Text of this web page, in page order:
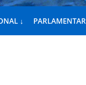
↓